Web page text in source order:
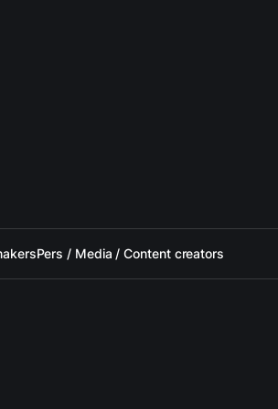
Pers / Media / Content creators